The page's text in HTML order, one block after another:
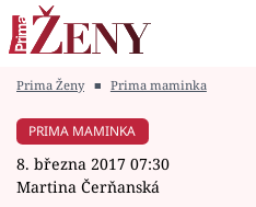
Módní alarm
Zrádci
Prima Ženy ■ Prima maminka
PRIMA MAMINKA
8. března 2017 07:30
Martina Čerňanská